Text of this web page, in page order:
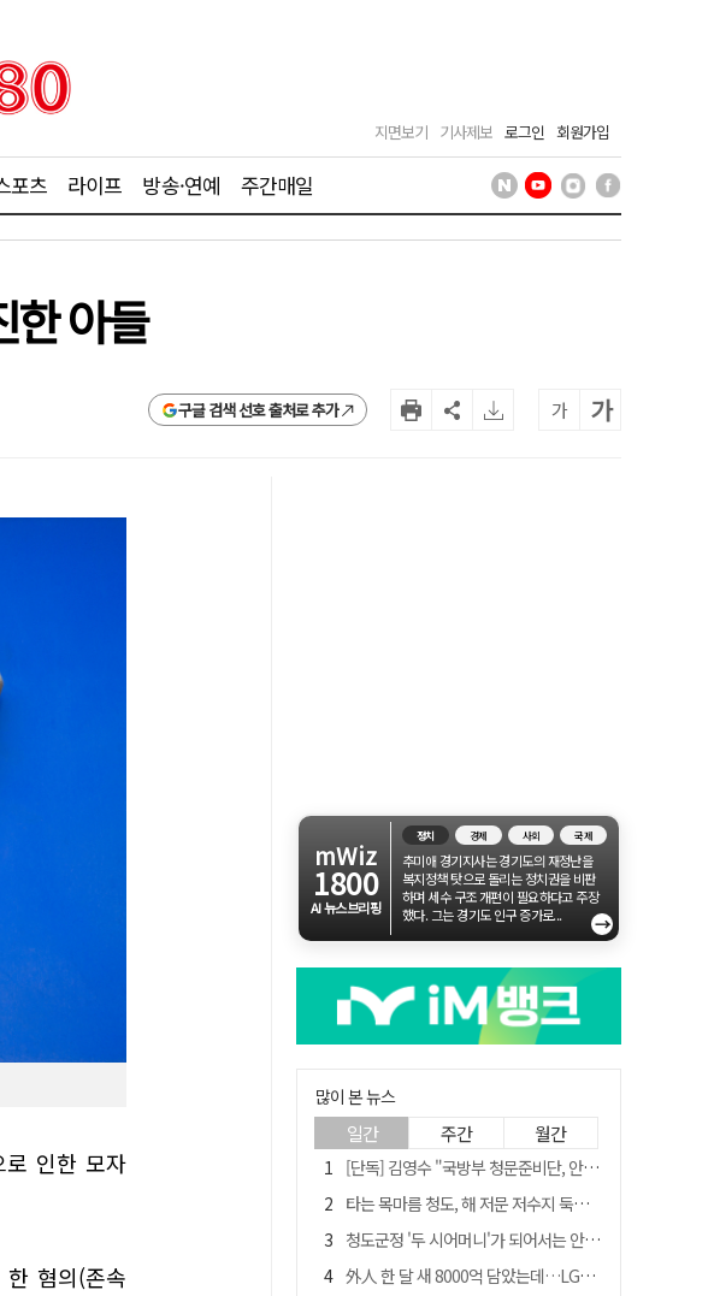
지면보기 기사제보 로그인 회원가입
포츠 라이프 방송·연예 주간매일
아들
구글 검색 선호 출처로 추가 가 가
로 인한 모자
혐의(존속
mWiz
1800
AI 뉴스브리핑
정치 경제 사회 국제
추미애 경기지사는 경기도의 재정난을
복지정책 탓으로 돌리는 정치권을 비판
하며 세수 구조 개편이 필요하다고 주장
했다. 그는 경기도 인구 증가로...
→
많이 본 뉴스
일간 주간 월간
[단독] 김영수 "국방부 청문준비단, 안규백 탈영 알고있었다"
타는 목마름 청도, 해 저문 저수지 둑에 군수가 서 있었다
청도군정 '두 시어머니'가 되어서는 안된다
外人 한 달 새 8000억 담았는데…LG이노텍 목표주가는 왜 엇갈릴까